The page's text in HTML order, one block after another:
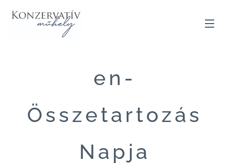
en-
Összetartozás
Napja